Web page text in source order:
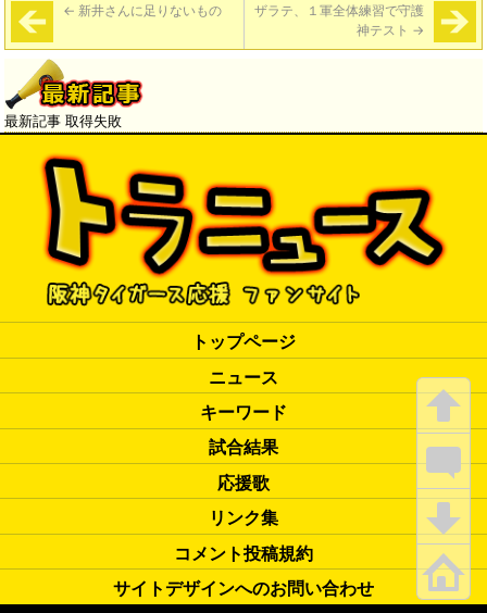
← 新井さんに足りないもの
ザラテ、１軍全体練習で守護
神テスト →
最新記事 取得失敗
トップページ
ニュース
キーワード
試合結果
応援歌
リンク集
コメント投稿規約
サイトデザインへのお問い合わせ